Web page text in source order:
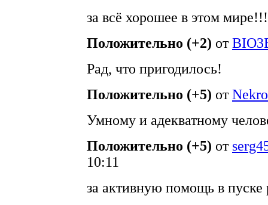
за всё хорошее в этом мире!!!
Положительно (+2) от
Рад, что пригодилось!
Положительно (+5) от
Умному и адекватному
Положительно (+5) от
10:11
за активную помощь в пуске